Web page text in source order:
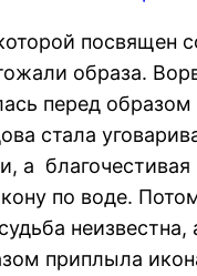
посвящен
образа.
перед
стала
а
по воде.
приплыла